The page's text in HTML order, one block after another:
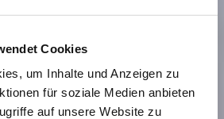
Cookies
um Inhalte und Anzeigen zu
für soziale Medien anbieten
auf unsere Website zu